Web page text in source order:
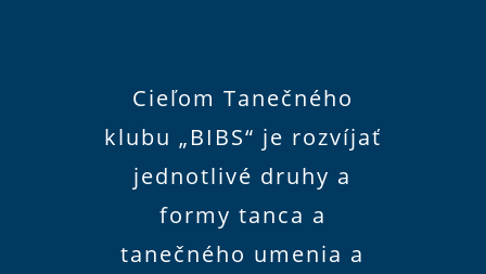
Cieľom Tanečného
klubu „BIBS“ je rozvíjať
jednotlivé druhy a
formy tanca a
tanečného umenia a